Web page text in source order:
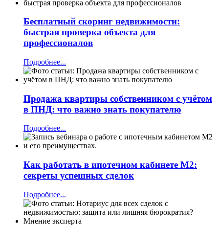
Бесплатный скоринг недвижимости:
быстрая проверка объекта для
профессионалов
Подробнее...
Продажа квартиры собственником с учётом
в ПНД: что важно знать покупателю
Подробнее...
Как работать в ипотечном кабинете М2:
секреты успешных сделок
Подробнее...